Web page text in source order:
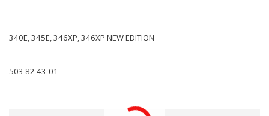
340E, 345E, 346XP, 346XP NEW EDITION
503 82 43-01